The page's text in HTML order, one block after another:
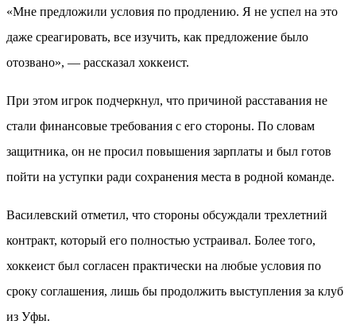
«Мне предложили условия по продлению. Я не успел на это
даже среагировать, все изучить, как предложение было
отозвано», — рассказал хоккеист.
При этом игрок подчеркнул, что причиной расставания не
стали финансовые требования с его стороны. По словам
защитника, он не просил повышения зарплаты и был готов
пойти на уступки ради сохранения места в родной команде.
Василевский отметил, что стороны обсуждали трехлетний
контракт, который его полностью устраивал. Более того,
хоккеист был согласен практически на любые условия по
сроку соглашения, лишь бы продолжить выступления за клуб
из Уфы.